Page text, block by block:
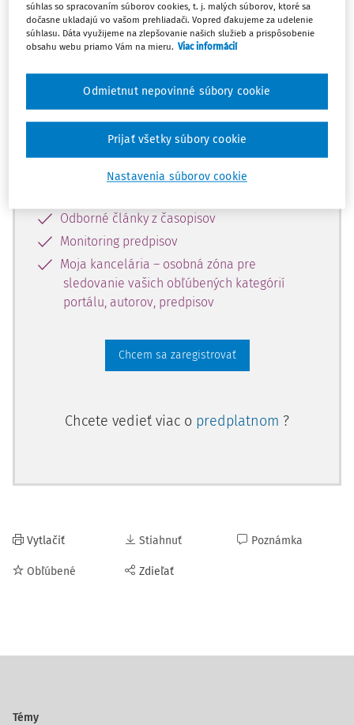
Celý odborný obsah z tejto oblasti je
dostupný predplatiteľom portálu.
Odomknite si prístup k odbornému
obsahu a získajte prístup na 10 dní
zdarma, stačí sa len zaregistrovať.
Vďaka registrácii získate prístup aj k
vybranému obsahu:
Odborné články z časopisov
Monitoring predpisov
Moja kancelária – osobná zóna pre
sledovanie vašich obľúbených kategórií
portálu, autorov, predpisov
Chcem sa zaregistrovať
Chcete vedieť viac o predplatnom ?
Vytlačiť
Obľúbené
Stiahnuť
Zdieľať
Poznámka
Témy
súhlas so spracovaním súborov cookies, t. j. malých súborov, ktoré sa
dočasne ukladajú vo vašom prehliadači. Vopred ďakujeme za udelenie
súhlasu. Dáta využijeme na zlepšovanie našich služieb a prispôsobenie
obsahu webu priamo Vám na mieru. Viac informácií
Nastavenia súborov cookie
Odmietnut nepovinné súbory cookie
Prijať všetky súbory cookie